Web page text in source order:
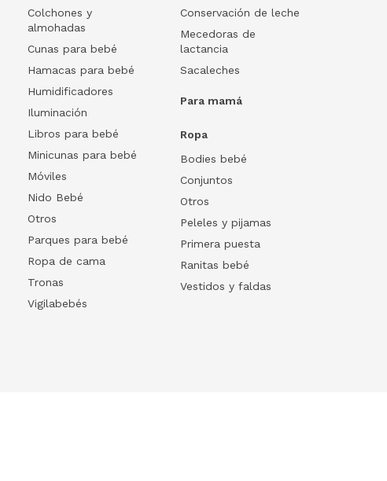
Colchones y
almohadas
Cunas para bebé
Hamacas para bebé
Humidificadores
Iluminación
Libros para bebé
Minicunas para bebé
Móviles
Nido Bebé
Otros
Parques para bebé
Ropa de cama
Tronas
Vigilabebés
Conservación de leche
Mecedoras de
lactancia
Sacaleches
Para mamá
Ropa
Bodies bebé
Conjuntos
Otros
Peleles y pijamas
Primera puesta
Ranitas bebé
Vestidos y faldas